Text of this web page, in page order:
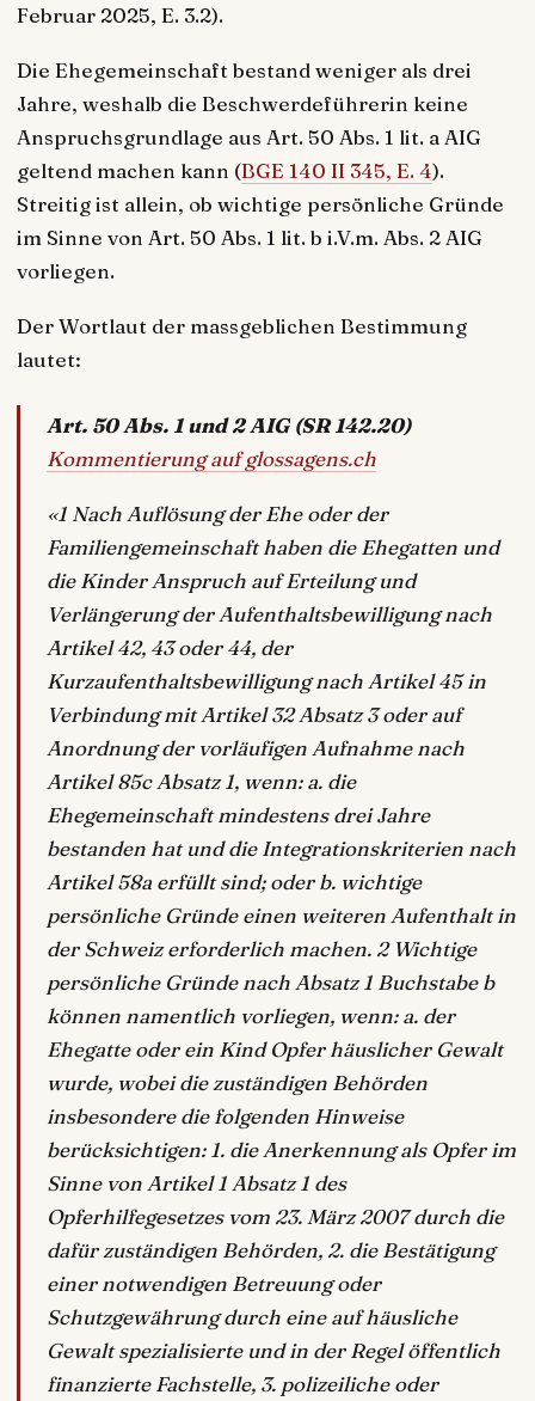
Februar 2025, E. 3.2).
Die Ehegemeinschaft bestand weniger als drei
Jahre, weshalb die Beschwerdeführerin keine
Anspruchsgrundlage aus Art. 50 Abs. 1 lit. a AIG
geltend machen kann (BGE 140 II 345, E. 4).
Streitig ist allein, ob wichtige persönliche Gründe
im Sinne von Art. 50 Abs. 1 lit. b i.V.m. Abs. 2 AIG
vorliegen.
Der Wortlaut der massgeblichen Bestimmung
lautet:
Art. 50 Abs. 1 und 2 AIG (SR 142.20)
Kommentierung auf glossagens.ch
«1 Nach Auflösung der Ehe oder der
Familiengemeinschaft haben die Ehegatten und
die Kinder Anspruch auf Erteilung und
Verlängerung der Aufenthaltsbewilligung nach
Artikel 42, 43 oder 44, der
Kurzaufenthaltsbewilligung nach Artikel 45 in
Verbindung mit Artikel 32 Absatz 3 oder auf
Anordnung der vorläufigen Aufnahme nach
Artikel 85c Absatz 1, wenn: a. die
Ehegemeinschaft mindestens drei Jahre
bestanden hat und die Integrationskriterien nach
Artikel 58a erfüllt sind; oder b. wichtige
persönliche Gründe einen weiteren Aufenthalt in
der Schweiz erforderlich machen. 2 Wichtige
persönliche Gründe nach Absatz 1 Buchstabe b
können namentlich vorliegen, wenn: a. der
Ehegatte oder ein Kind Opfer häuslicher Gewalt
wurde, wobei die zuständigen Behörden
insbesondere die folgenden Hinweise
berücksichtigen: 1. die Anerkennung als Opfer im
Sinne von Artikel 1 Absatz 1 des
Opferhilfegesetzes vom 23. März 2007 durch die
dafür zuständigen Behörden, 2. die Bestätigung
einer notwendigen Betreuung oder
Schutzgewährung durch eine auf häusliche
Gewalt spezialisierte und in der Regel öffentlich
finanzierte Fachstelle, 3. polizeiliche oder